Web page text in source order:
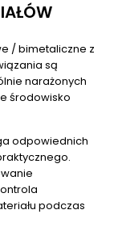
/ bimetaliczne z
są
narażonych
środowisko
odpowiednich
podczas